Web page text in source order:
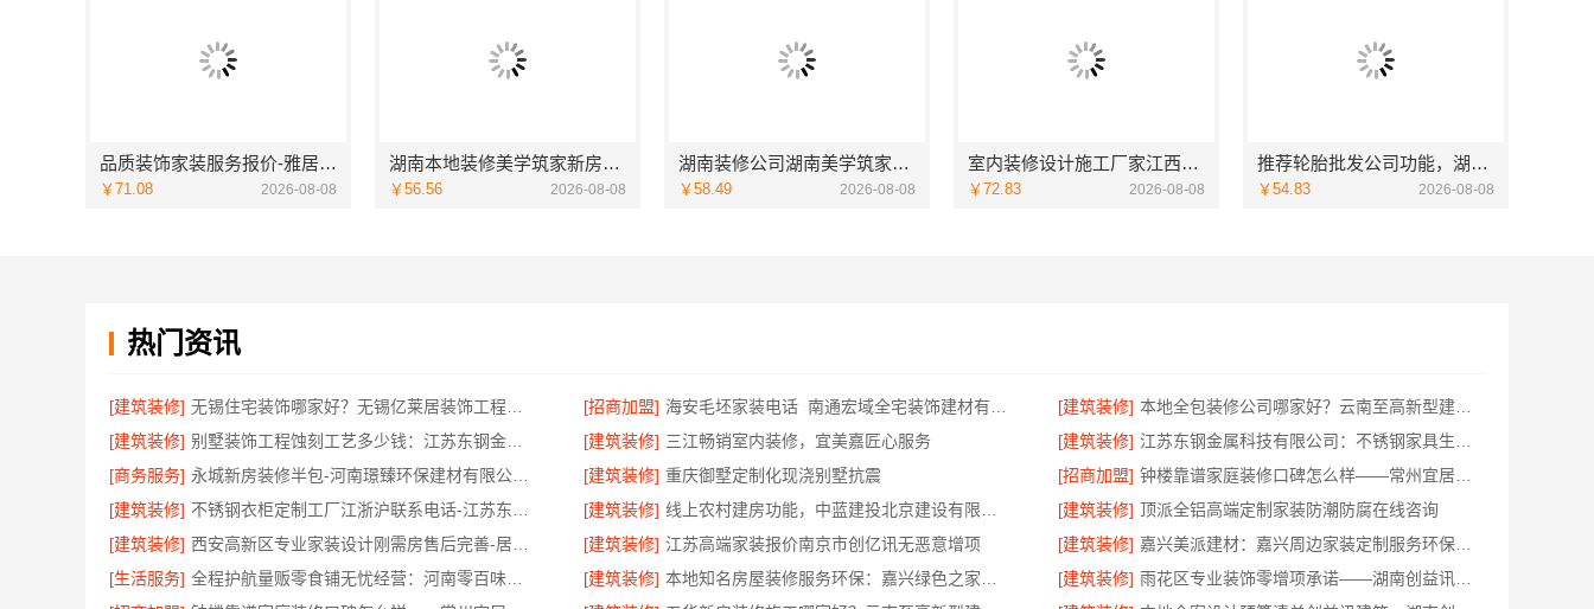
品质装饰家装服务报价-雅居美家
￥71.08 2026-08-08
湖南本地装修美学筑家新房装修怎么选
￥56.56 2026-08-08
湖南装修公司湖南美学筑家建材老房翻新靠谱吗
￥58.49 2026-08-08
室内装修设计施工厂家江西圣匠新型环保材料有限公司
￥72.83 2026-08-08
推荐轮胎批发公司功能，湖北省腾冠畅更全
￥54.83 2026-08-08
热门资讯
[建筑装修] [招商加盟] [建筑装修]
[建筑装修]
[建筑装修] 三江畅销室内装修，宜美嘉匠心服务 [建筑装修]
[商务服务]
[建筑装修] 重庆御墅定制化现浇别墅抗震 [招商加盟]
[建筑装修]
[建筑装修] [建筑装修] 顶派全铝高端定制家装防潮防腐在线咨询
[建筑装修]
[建筑装修] 江苏高端家装报价南京市创亿讯无恶意增项 [建筑装修]
[生活服务]
[建筑装修] [建筑装修]